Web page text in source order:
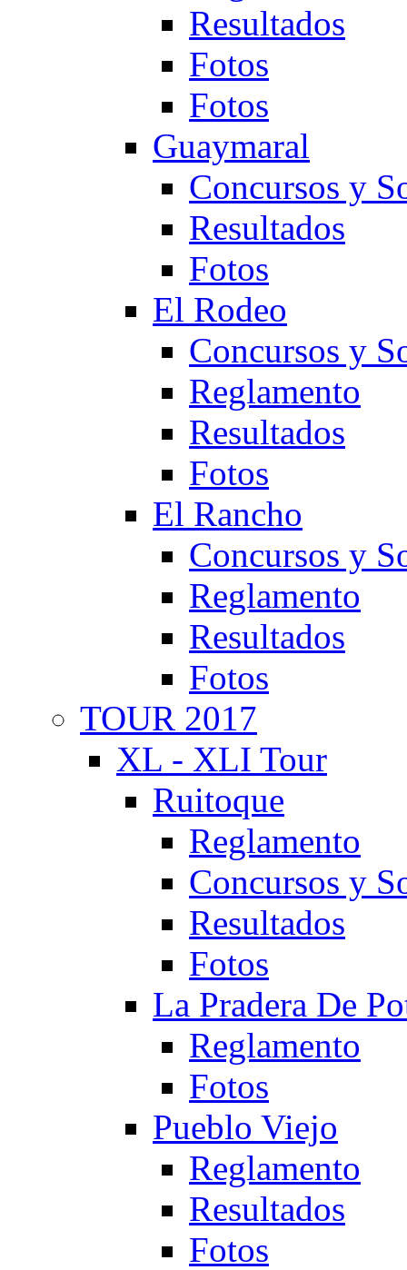
Resultados
Fotos
Fotos
Guaymaral
Concursos y
Resultados
Fotos
El Rodeo
Concursos y
Reglamento
Resultados
Fotos
El Rancho
Concursos y
Reglamento
Resultados
Fotos
TOUR 2017
XL - XLI Tour
Ruitoque
Reglamento
Concursos y
Resultados
Fotos
La Pradera De
Reglamento
Fotos
Pueblo Viejo
Reglamento
Resultados
Fotos